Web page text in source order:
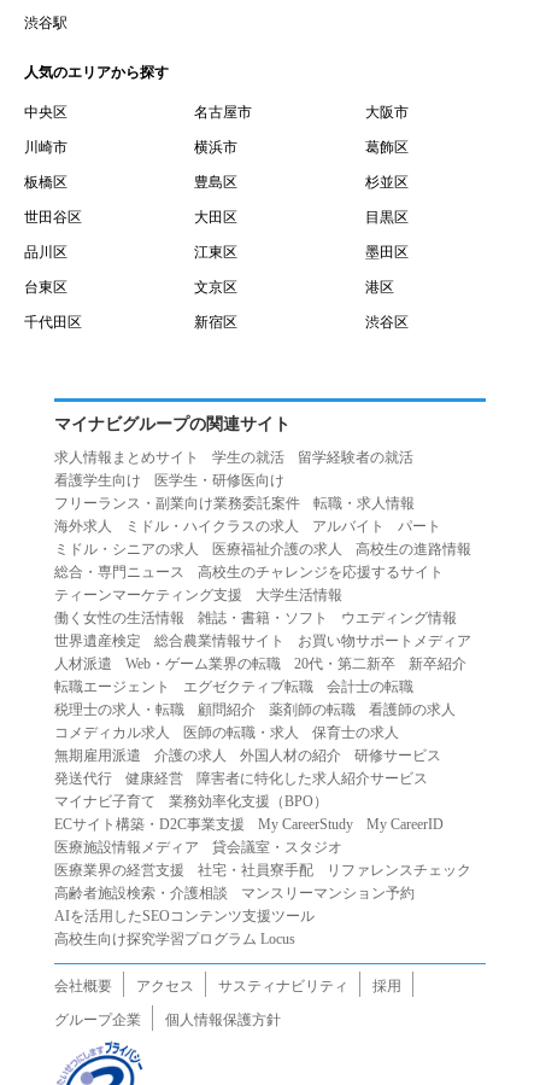
賃借権が発生する日を意味します。
するために、選んだ物件を保留することを意味します。
１１.「予約情報」とは、物件を予約するために必要な当社
所定の情報を意味します。物件情報や期間、オプション等
１２.「キャンセル」とは、賃貸借契約締結後から契約期間
開始日前までに、利用者が賃貸借契約を解除することを意
味します。
１３.「中途解約」とは、賃貸借契約期間の途中で、利用者
１.利用者は、本サービスを利用する上で次の各号に定める
とします。
（１）重複、虚偽の情報、または自己以外の情報を登録す
る行為
（２）第三者になりすまして本サービスを利用する行為
（３）当社または第三者の著作権等の知的財産権、プライ
バシー、その他の権利を侵害する行為
（４）当社または第三者を誹謗中傷する行為
（５）当社または第三者に不利益を与える行為
（６）営利を目的とした行為
（７）政治・選挙・宗教活動またはそれらに類する行為
（８）本サービスの運営を妨害する行為
（９）法令違反、犯罪行為、または公序良俗に反する行為
（１０）暴力的な要求行為、または法的な責任を超えた不
当な要求行為
（１１）その他当社が不適切であると判断する行為
２.当社は、前項の定めに該当する行為を行った利用者に対
の提供を停止または中断することができるものとします。
第５条（免責）
１.当社は、本サービスの利用（これらに伴う当社または第
三者の情報提供行為等を含みます）により、利用者に生じ
渋谷駅
人気のエリアから探す
中央区 名古屋市 大阪市
川崎市 横浜市 葛飾区
板橋区 豊島区 杉並区
世田谷区 大田区 目黒区
品川区 江東区 墨田区
台東区 文京区 港区
千代田区 新宿区 渋谷区
マイナビグループの関連サイト
求人情報まとめサイト 学生の就活
留学経験者の就活
看護学生向け
医学生・研修医向け
フリーランス・副業向け業務委託案件
転職・求人情報
海外求人
ミドル・ハイクラスの求人 アルバイト
パート
ミドル・シニアの求人
医療福祉介護の求人
高校生の進路情報
総合・専門ニュース
高校生のチャレンジを応援するサイト
ティーンマーケティング支援
大学生活情報
働く女性の生活情報
雑誌・書籍・ソフト
ウエディング情報
世界遺産検定
総合農業情報サイト
お買い物サポートメディア
人材派遣
Web・ゲーム業界の転職 20代・第二新卒
新卒紹介
転職エージェント
エグゼクティブ転職
会計士の転職
税理士の求人・転職
顧問紹介 薬剤師の転職
看護師の求人
コメディカル求人
医師の転職・求人
保育士の求人
無期雇用派遣
介護の求人 外国人材の紹介
研修サービス
発送代行
健康経営
障害者に特化した求人紹介サービス
マイナビ子育て
業務効率化支援（BPO）
ECサイト構築・D2C事業支援
My CareerStudy
My CareerID
医療施設情報メディア
貸会議室・スタジオ
医療業界の経営支援
社宅・社員寮手配
リファレンスチェック
高齢者施設検索・介護相談
マンスリーマンション予約
AIを活用したSEOコンテンツ支援ツール
高校生向け探究学習プログラム Locus
会社概要 アクセス サスティナビリティ
採用
グループ企業
個人情報保護方針